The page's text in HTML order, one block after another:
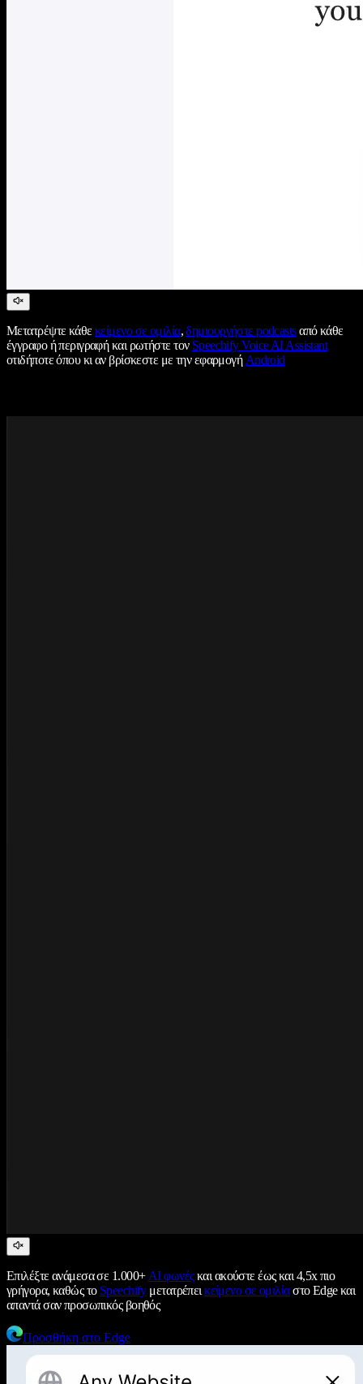
Μετατρέψτε κάθεκείμενο σε ομιλία,δημιουργήστε podcastsαπό κάθε
έγγραφο ή περιγραφή και ρωτήστε τον Speechify Voice AI Assistant
οτιδήποτε όπου κι αν βρίσκεστε με την εφαρμογήAndroid
Επιλέξτε ανάμεσα σε 1.000+ AI φωνέςκαι ακούστε έως και 4,5x πιο
γρήγορα, καθώς το Speechifyμετατρέπεικείμενο σε ομιλίαστο Edge και
απαντά σαν προσωπικός βοηθός
Προσθήκη στο Edge